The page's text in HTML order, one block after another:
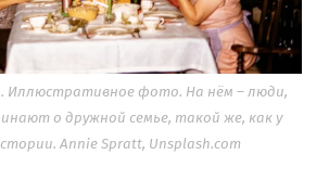
Иллюстративное фото. На нём – люди,
о дружной семье, такой же, как у
Annie Spratt, Unsplash.com